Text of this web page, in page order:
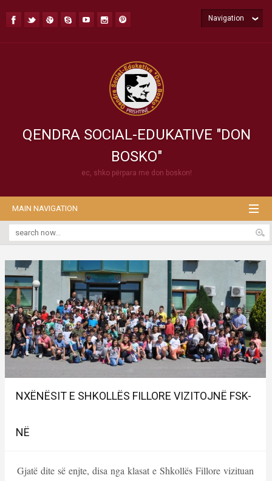
QENDRA SOCIAL-EDUKATIVE "DON
BOSKO"
ec, shko përpara me don boskon!
Navigation
MAIN NAVIGATION
NXËNËSIT E SHKOLLËS FILLORE VIZITOJNË FSK-
NË
Gjatë dite së enjte, disa nga klasat e Shkollës Fillore vizituan